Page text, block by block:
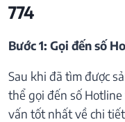
774
Bước 1: Gọi đến số
Sau khi đã tìm được
thể gọi đến số Hotline
vấn tốt nhất về chi